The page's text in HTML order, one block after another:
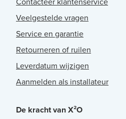
Veelgestelde vragen
Service en garantie
Retourneren of ruilen
Leverdatum wijzigen
Aanmelden als installateur
De kracht van X²O